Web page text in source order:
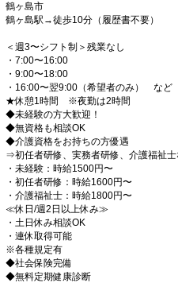
鶴ヶ島市
鶴ヶ島駅→徒歩10分（履歴書不要）
＜週3〜シフト制＞残業なし
・7:00〜16:00
・9:00〜18:00
・16:00〜翌9:00（希望者のみ） など
★休憩1時間 ※夜勤は2時間
◆未経験の方大歓迎！
◆無資格も相談OK
◆介護資格をお持ちの方優遇
⇒初任者研修、実務者研修、介護福祉士
・未経験：時給1500円〜
・初任者研修：時給1600円〜
・介護福祉士：時給1800円〜
≪休日/週2日以上休み≫
・土日休み相談OK
・連休取得可能
※各種規定有
◆社会保険完備
◆無料定期健康診断